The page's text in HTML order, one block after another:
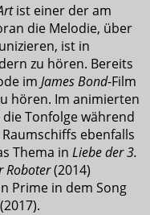
ist einer der am
die Melodie, über
ist in
zu hören. Bereits
im James Bond-Film
hören. Im animierten
Tonfolge während
ebenfalls
Thema in Liebe der 3.
Roboter(2014)
Prime in dem Song
(2017).